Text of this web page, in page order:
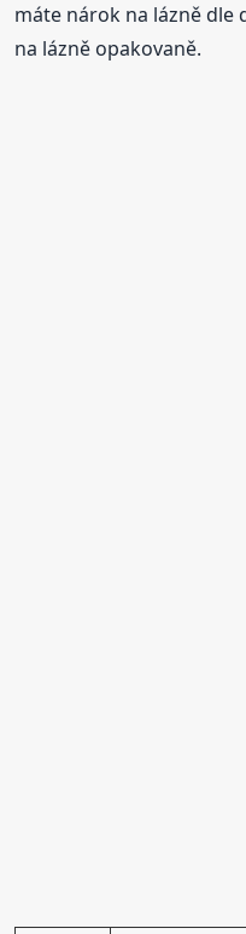
máte nárok na lázně dle
na lázně opakovaně.